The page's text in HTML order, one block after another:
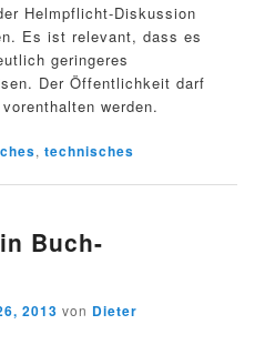
Helmpflicht-Diskussion
Es ist relevant, dass es
geringeres
Der Öffentlichkeit darf
werden.
,technisches
Buch-
2013 von Dieter